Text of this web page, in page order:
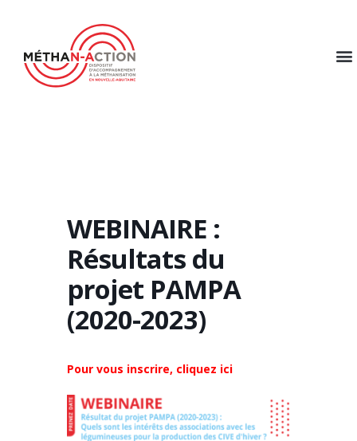
WEBINAIRE :
Résultats du
projet PAMPA
(2020-2023)
Pour vous inscrire, cliquez ici